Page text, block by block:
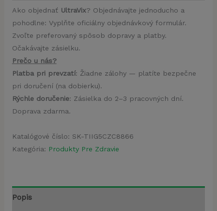
Ako objednať UltraVix? Objednávajte jednoducho a
pohodlne: Vyplňte oficiálny objednávkový formulár.
Zvoľte preferovaný spôsob dopravy a platby.
Očakávajte zásielku.
Prečo u nás?
Platba pri prevzatí: Žiadne zálohy — platíte bezpečne
pri doručení (na dobierku).
Rýchle doručenie: Zásielka do 2–3 pracovných dní.
Doprava zdarma.
Katalógové číslo: SK-TIIG5CZC8866
Kategória: Produkty Pre Zdravie
Popis